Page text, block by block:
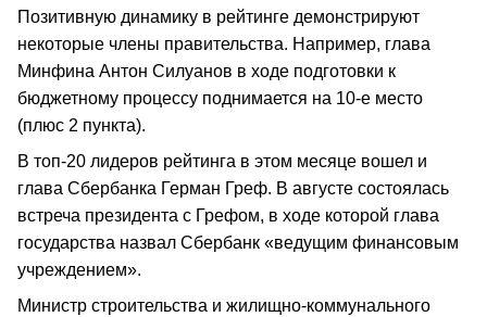
Позитивную динамику в рейтинге демонстрируют
некоторые члены правительства. Например, глава
Минфина Антон Силуанов в ходе подготовки к
бюджетному процессу поднимается на 10-е место
(плюс 2 пункта).
В топ-20 лидеров рейтинга в этом месяце вошел и
глава Сбербанка Герман Греф. В августе состоялась
встреча президента с Грефом, в ходе которой глава
государства назвал Сбербанк «ведущим финансовым
учреждением».
Министр строительства и жилищно-коммунального